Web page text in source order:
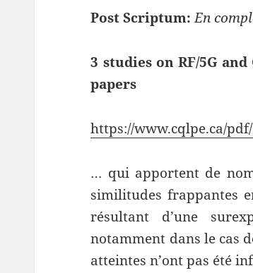
Post Scriptum: En
3 studies on RF/5G
papers
https://www.cqlpe.ca/pdf/
… qui apportent de
similitudes frappantes
résultant d’une
notamment dans le cas
atteintes n’ont pas été